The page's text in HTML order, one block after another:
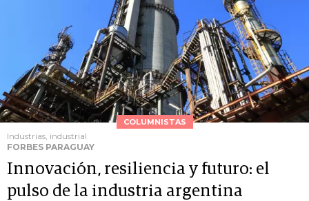
COLUMNISTAS
Industrias, industrial
FORBES PARAGUAY
Innovación, resiliencia y futuro: el
pulso de la industria argentina